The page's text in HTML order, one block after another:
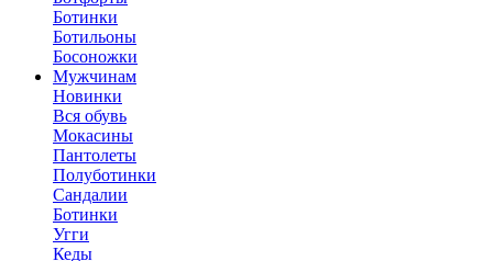
Ботинки
Ботильоны
Босоножки
Мужчинам
Новинки
Вся обувь
Мокасины
Пантолеты
Полуботинки
Сандалии
Ботинки
Угги
Кеды